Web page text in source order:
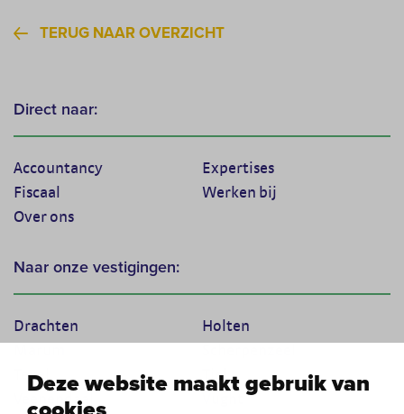
Deze website maakt gebruik van
TERUG NAAR OVERZICHT
Direct naar:
Accountancy
Expertises
Fiscaal
Werken bij
Over ons
Naar onze vestigingen:
Drachten
Holten
Texel
Tiel
Veenendaal